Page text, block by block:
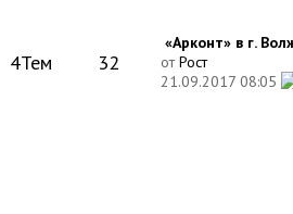
4Тем 32
«Арконт» в г.
отРост
21.09.2017 08:05